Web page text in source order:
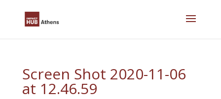
Screen Shot 2020-11-06
at 12.46.59